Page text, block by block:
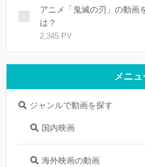
アニメ「鬼滅の刃」の動画
は？
2,345 PV
メニュ
ジャンルで動画を探す
国内映画
海外映画の動画